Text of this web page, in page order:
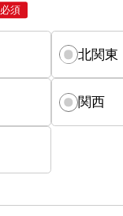
必須
北関東
関西